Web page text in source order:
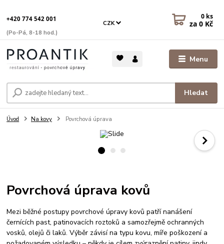
Menu
CZK
Hledat
+420 774 542 001
(Po-Pá, 8-18 hod.)
0 ks
za 0 Kč
Úvod Na kovy Povrchová úprava
Povrchová úprava kovů
Mezi běžné postupy povrchové úpravy kovů patří nanášení
černících past, patinovacích roztoků a samozřejmě ochranných
vosků, olejů či laků. Výběr závisí na typu kovu, míře poškození a